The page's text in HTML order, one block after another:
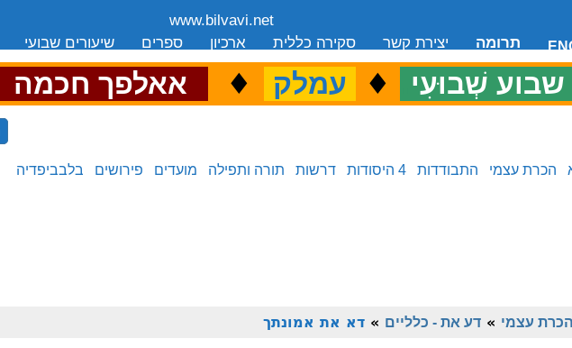
www.bilvavi.net
שיעורים שבועי ספרים ארכיון סקירה כללית יצירת קשר תרומה
שבוע שְׁבוּעִי ♦ עמלק ♦ אאלפך חכמה
הכרת עצמי התבודדות 4 היסודות דרשות תורה ותפילה מועדים פירושים בלבביפדיה
הכרת עצמי »דע את - כלליים »דא את אמונתך